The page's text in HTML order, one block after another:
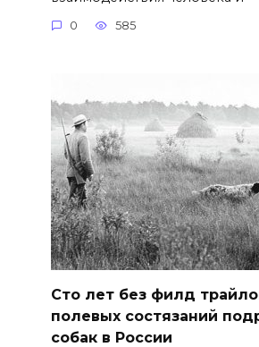
0 585
Сто лет без филд
полевых состязаний
собак в России